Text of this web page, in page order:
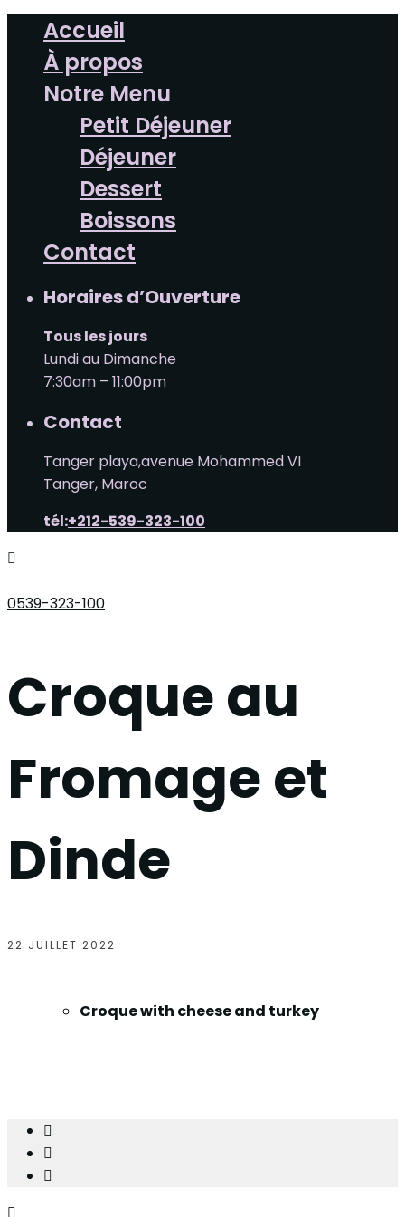
Accueil
À propos
Notre Menu
Petit Déjeuner
Déjeuner
Dessert
Boissons
Contact
Horaires d’Ouverture
Tous les jours
Lundi au Dimanche
7:30am – 11:00pm
Contact
Tanger playa,avenue Mohammed VI
Tanger, Maroc
tél:+212-539-323-100
0539-323-100
Croque au
Fromage et
Dinde
22 JUILLET 2022
Croque with cheese and turkey